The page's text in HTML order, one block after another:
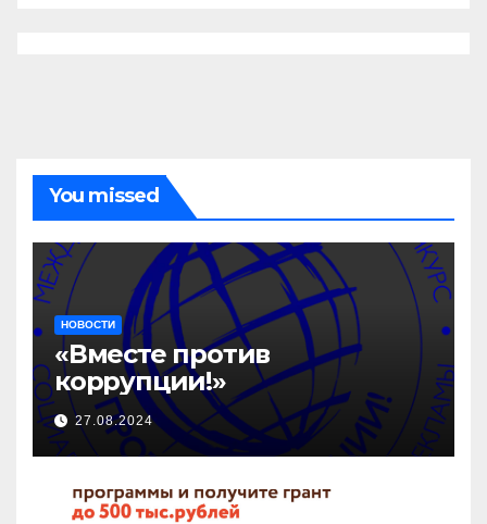
You missed
НОВОСТИ
«Вместе против
коррупции!»
27.08.2024